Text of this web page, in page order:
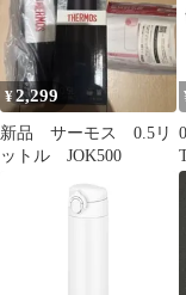
応
¥2,299
新品 サーモス 0.5リ
ットル JOK500